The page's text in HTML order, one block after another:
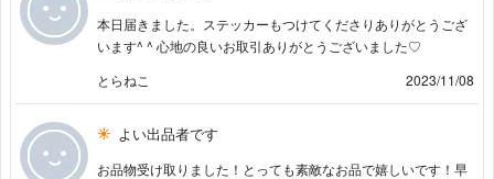
本日届きました。ステッカーもつけてくださりありがとうござ
います^ ^ 心地の良いお取引ありがとうございました♡
とらねこ
2023/11/08
よい出品者です
お品物受け取りました！とっても素敵なお品で嬉しいです！早